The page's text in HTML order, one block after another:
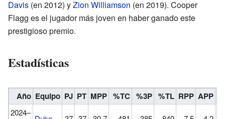
Davis (en 2012) yZion Williamson (en 2019). Cooper
Flagg es el jugador más joven en haber ganado este
prestigioso premio.
Estadísticas
Año Equipo PJ PT MPP %TC %3P %TL RPP APP
2024–